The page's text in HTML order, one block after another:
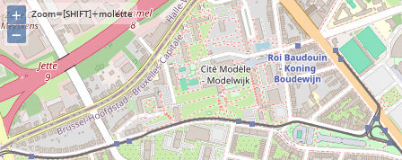
Zoom=[SHIFT]+molette
+
−